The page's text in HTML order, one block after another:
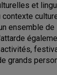
et
ensemble de
grands